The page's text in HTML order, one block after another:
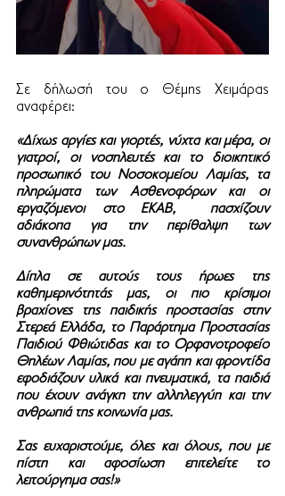
Σε δήλωσή του ο Θέμης Χειμάρας
αναφέρει:
«Δίχως αργίες και γιορτές, νύχτα και μέρα, οι
γιατροί, οι νοσηλευτές και το διοικητικό
προσωπικό του Νοσοκομείου Λαμίας, τα
πληρώματα των Ασθενοφόρων και οι
εργαζόμενοι στο ΕΚΑΒ,  πασχίζουν
αδιάκοπα για την περίθαλψη των
συνανθρώπων μας.
Δίπλα σε αυτούς τους ήρωες της
καθημερινότητάς μας, οι πιο κρίσιμοι
βραχίονες της παιδικής προστασίας στην
Στερεά Ελλάδα, το Παράρτημα Προστασίας
Παιδιού Φθιώτιδας και το Ορφανοτροφείο
Θηλέων Λαμίας, που με αγάπη και φροντίδα
εφοδιάζουν υλικά και πνευματικά, τα παιδιά
που έχουν ανάγκη την αλληλεγγύη και την
ανθρωπιά της κοινωνία μας.
Σας ευχαριστούμε, όλες και όλους, που με
πίστη και αφοσίωση επιτελείτε το
λειτούργημα σας!»